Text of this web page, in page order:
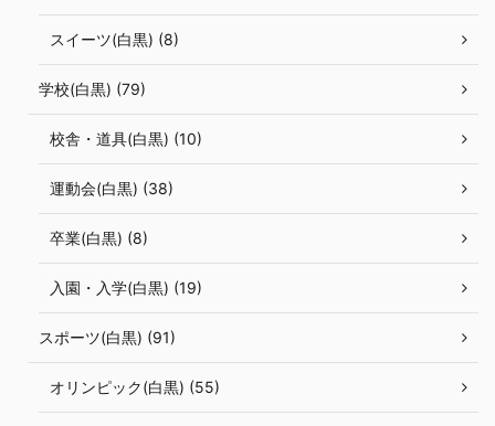
スイーツ(白黒) (8)
学校(白黒) (79)
校舎・道具(白黒) (10)
運動会(白黒) (38)
卒業(白黒) (8)
入園・入学(白黒) (19)
スポーツ(白黒) (91)
オリンピック(白黒) (55)